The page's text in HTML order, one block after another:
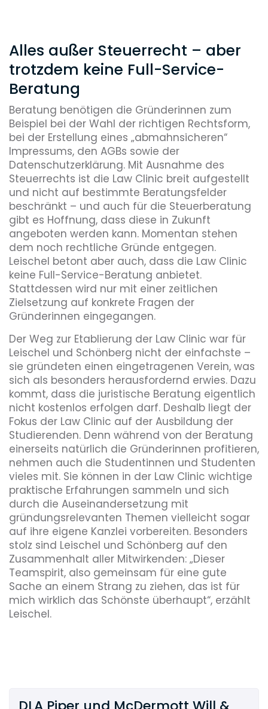
Alles außer Steuerrecht – aber
trotzdem keine Full-Service-
Beratung
Beratung benötigen die Gründerinnen zum
Beispiel bei der Wahl der richtigen Rechtsform,
bei der Erstellung eines „abmahnsicheren“
Impressums, den AGBs sowie der
Datenschutzerklärung. Mit Ausnahme des
Steuerrechts ist die Law Clinic breit aufgestellt
und nicht auf bestimmte Beratungsfelder
beschränkt – und auch für die Steuerberatung
gibt es Hoffnung, dass diese in Zukunft
angeboten werden kann. Momentan stehen
dem noch rechtliche Gründe entgegen.
Leischel betont aber auch, dass die Law Clinic
keine Full-Service-Beratung anbietet.
Stattdessen wird nur mit einer zeitlichen
Zielsetzung auf konkrete Fragen der
Gründerinnen eingegangen.
Der Weg zur Etablierung der Law Clinic war für
Leischel und Schönberg nicht der einfachste –
sie gründeten einen eingetragenen Verein, was
sich als besonders herausfordernd erwies. Dazu
kommt, dass die juristische Beratung eigentlich
nicht kostenlos erfolgen darf. Deshalb liegt der
Fokus der Law Clinic auf der Ausbildung der
Studierenden. Denn während von der Beratung
einerseits natürlich die Gründerinnen profitieren,
nehmen auch die Studentinnen und Studenten
vieles mit. Sie können in der Law Clinic wichtige
praktische Erfahrungen sammeln und sich
durch die Auseinandersetzung mit
gründungsrelevanten Themen vielleicht sogar
auf ihre eigene Kanzlei vorbereiten. Besonders
stolz sind Leischel und Schönberg auf den
Zusammenhalt aller Mitwirkenden: „Dieser
Teamspirit, also gemeinsam für eine gute
Sache an einem Strang zu ziehen, das ist für
mich wirklich das Schönste überhaupt“, erzählt
Leischel.